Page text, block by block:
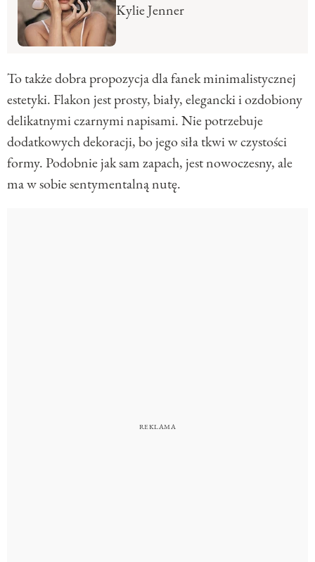
Kylie Jenner
To także dobra propozycja dla fanek minimalistycznej
estetyki. Flakon jest prosty, biały, elegancki i ozdobiony
delikatnymi czarnymi napisami. Nie potrzebuje
dodatkowych dekoracji, bo jego siła tkwi w czystości
formy. Podobnie jak sam zapach, jest nowoczesny, ale
ma w sobie sentymentalną nutę.